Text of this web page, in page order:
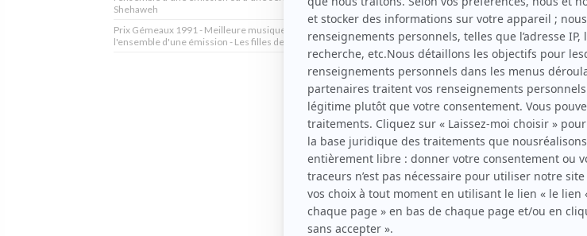
Shehaweh
Prix Gémeaux 1991 - Meilleure musique originale pour
l'ensemble d'une émission - Les filles de Caleb
Marcel poursuivi par les chiensMusicien
La dépositionMusicien
Madame La BolducMusicien
Shehaweh Musicien
Les amazones Musicien
Les filles de CalebMusicien
Les dames du jeudiMusicien
Le deuxième coup de feuMusicien